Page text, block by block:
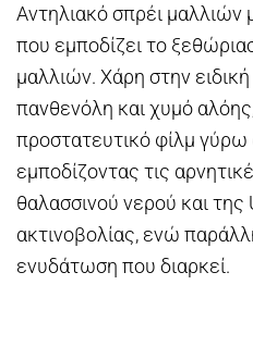
Αντηλιακό σπρέι μαλλιών
που εμποδίζει το
μαλλιών. Χάρη στην
πανθενόλη και χυμό
προστατευτικό φίλμ γύρω
εμποδίζοντας τις
θαλασσινού νερού και της
ακτινοβολίας, ενώ
ενυδάτωση που διαρκεί.